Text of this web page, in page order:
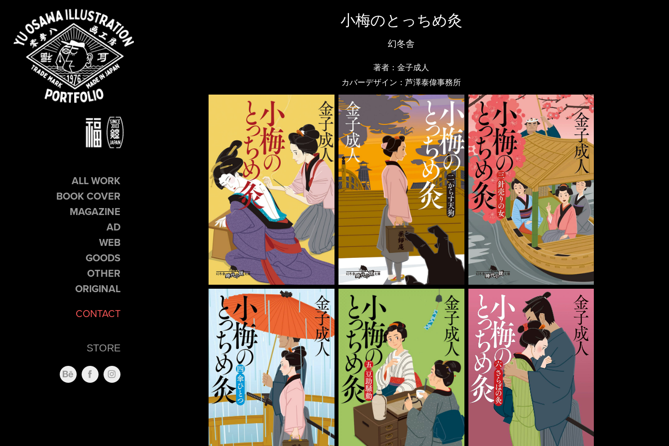
ALL WORK
BOOK COVER
MAGAZINE
AD
WEB
GOODS
OTHER
ORIGINAL
CONTACT
STORE
小梅のとっちめ灸
幻冬舎
著者：金子成人
カバーデザイン：芦澤泰偉事務所